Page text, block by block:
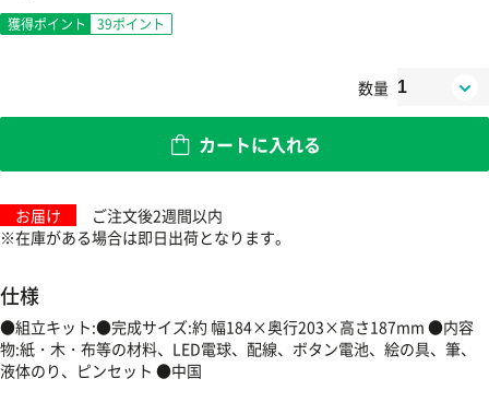
獲得ポイント 39ポイント
数量
カートに入れる
お届け
ご注文後2週間以内
※在庫がある場合は即日出荷となります。
仕様
●組立キット:●完成サイズ:約 幅184×奥行203×高さ187mm ●内容
物:紙・木・布等の材料、LED電球、配線、ボタン電池、絵の具、筆、
液体のり、ピンセット ●中国